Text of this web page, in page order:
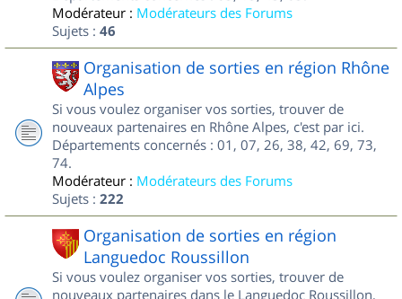
Modérateur : Modérateurs des Forums
Sujets : 46
Organisation de sorties en région Rhône
Alpes
Si vous voulez organiser vos sorties, trouver de
nouveaux partenaires en Rhône Alpes, c'est par ici.
Départements concernés : 01, 07, 26, 38, 42, 69, 73,
74.
Modérateur : Modérateurs des Forums
Sujets : 222
Organisation de sorties en région
Languedoc Roussillon
Si vous voulez organiser vos sorties, trouver de
nouveaux partenaires dans le Languedoc Roussillon,